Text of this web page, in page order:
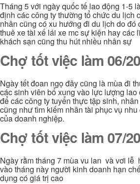
Tháng 5 với ngày quốc tế lao động 1-5
định các công ty thường tổ chức du lịch
nhân cũng có xu hướng đi du lịch do đó
thuê xe tài xế lái xe mc sự kiện hay các
khách sạn cũng thu hút nhiều nhân sự
Chợ tốt việc làm 06/
Ngày tết đoan ngọ đây cũng là mùa đi
các sinh viên bổ xung vào lực lượng lao
để các công ty tuyển thực tập sinh,
cũng như tìm kiếm nhân tài phục vụ
của doanh nghiệp.
Chợ tốt việc làm 07/
Ngày rằm tháng 7 mùa vu lan và vơi lễ
vào tháng này người kinh doanh hạn
dụng có giá trị cao